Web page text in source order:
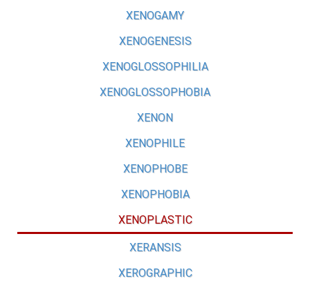
XENOGAMY
XENOGENESIS
XENOGLOSSOPHILIA
XENOGLOSSOPHOBIA
XENON
XENOPHILE
XENOPHOBE
XENOPHOBIA
XENOPLASTIC
XERANSIS
XEROGRAPHIC